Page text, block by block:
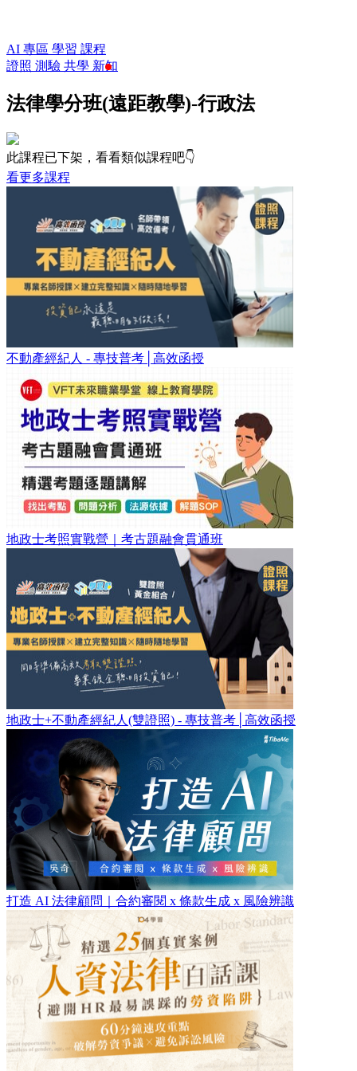
AI 專區 學習 課程
證照 測驗 共學 新知
法律學分班(遠距教學)-行政法
此課程已下架，看看類似課程吧👇
看更多課程
不動產經紀人 - 專技普考│高效函授
地政士考照實戰營｜考古題融會貫通班
地政士+不動產經紀人(雙證照) - 專技普考│高效函授
打造 AI 法律顧問｜合約審閱 x 條款生成 x 風險辨識